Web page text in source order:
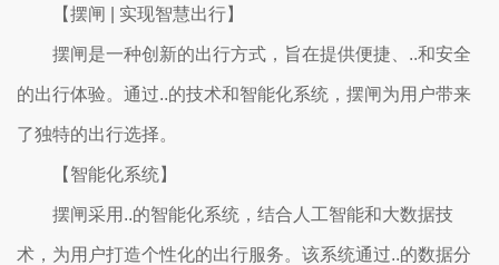
【摆闸 | 实现智慧出行】
摆闸是一种创新的出行方式，旨在提供便捷、..和安全
的出行体验。通过..的技术和智能化系统，摆闸为用户带来
了独特的出行选择。
【智能化系统】
摆闸采用..的智能化系统，结合人工智能和大数据技
术，为用户打造个性化的出行服务。该系统通过..的数据分